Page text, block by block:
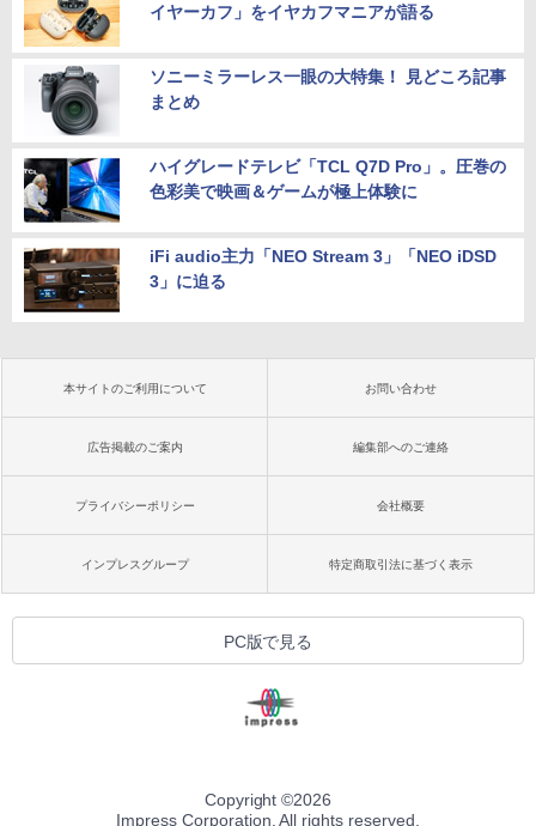
イヤーカフ」をイヤカフマニアが語る
ソニーミラーレス一眼の大特集！ 見どころ記事
まとめ
ハイグレードテレビ「TCL Q7D Pro」。圧巻の
色彩美で映画＆ゲームが極上体験に
iFi audio主力「NEO Stream 3」「NEO iDSD
3」に迫る
本サイトのご利用について お問い合わせ
広告掲載のご案内 編集部へのご連絡
プライバシーポリシー 会社概要
インプレスグループ 特定商取引法に基づく表示
PC版で見る
Copyright ©2026
Impress Corporation. All rights reserved.